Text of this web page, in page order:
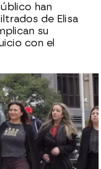
han
de Elisa
su
con el
afirma que
la supuesta
Mouliaá
su
tengo una